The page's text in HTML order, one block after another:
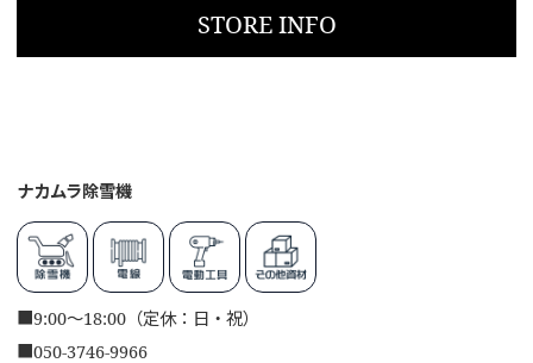
STORE INFO
ナカムラ除雪機
■9:00～18:00（定休：日・祝）
■050-3746-9966